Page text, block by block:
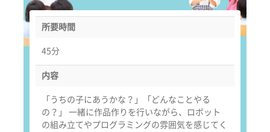
所要時間
45分
内容
「うちの子にあうかな？」「どんなことやる
の？」 一緒に作品作りを行いながら、ロボット
の組み立てやプログラミングの雰囲気を感じてく